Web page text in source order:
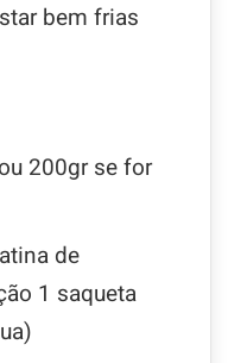
bem frias
200gr se for
de
1 saqueta